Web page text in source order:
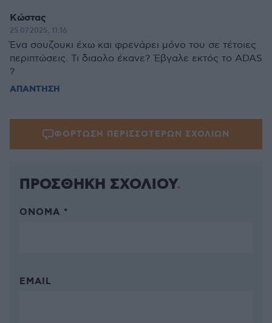
Κώστας
25.07.2025, 11:16
Ένα σουζουκι έχω και φρενάρει μόνο του σε τέτοιες
περιπτώσεις. Τι διαολο έκανε? Έβγαλε εκτός το ADAS
?
ΑΠΑΝΤΗΣΗ
ΦΟΡΤΩΣΗ ΠΕΡΙΣΣΟΤΕΡΩΝ ΣΧΟΛΙΩΝ
ΠΡΟΣΘΗΚΗ ΣΧΟΛΙΟΥ
ΌΝΟΜΑ *
EMAIL